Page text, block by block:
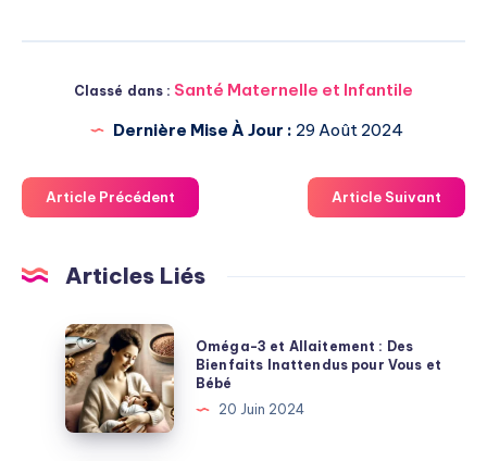
Classé dans : Santé Maternelle et Infantile
Dernière Mise À Jour : 29 Août 2024
Article Précédent Article Suivant
Articles Liés
Oméga-
3
et
Allaitement
Oméga-3 et Allaitement : Des
Bienfaits Inattendus pour Vous et
Bébé
20 Juin 2024